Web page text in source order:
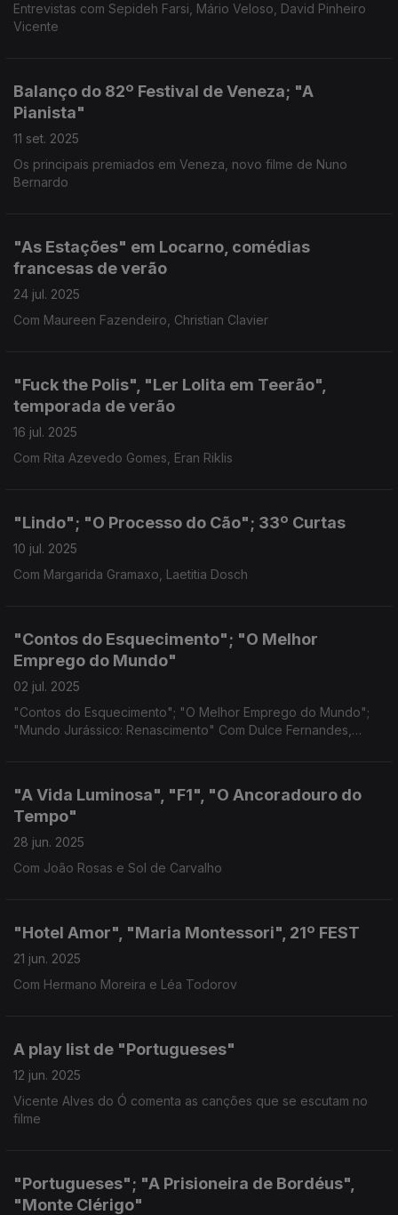
Entrevistas com Sepideh Farsi, Mário Veloso, David Pinheiro
Vicente
Balanço do 82º Festival de Veneza; "A
Pianista"
11 set. 2025
Os principais premiados em Veneza, novo filme de Nuno
Bernardo
"As Estações" em Locarno, comédias
francesas de verão
24 jul. 2025
Com Maureen Fazendeiro, Christian Clavier
"Fuck the Polis", "Ler Lolita em Teerão",
temporada de verão
16 jul. 2025
Com Rita Azevedo Gomes, Eran Riklis
"Lindo"; "O Processo do Cão"; 33º Curtas
10 jul. 2025
Com Margarida Gramaxo, Laetitia Dosch
"Contos do Esquecimento"; "O Melhor
Emprego do Mundo"
02 jul. 2025
"Contos do Esquecimento"; "O Melhor Emprego do Mundo";
"Mundo Jurássico: Renascimento" Com Dulce Fernandes,
"A Vida Luminosa", "F1", "O Ancoradouro do
Tempo"
28 jun. 2025
Com João Rosas e Sol de Carvalho
"Hotel Amor", "Maria Montessori", 21º FEST
21 jun. 2025
Com Hermano Moreira e Léa Todorov
A play list de "Portugueses"
12 jun. 2025
Vicente Alves do Ó comenta as canções que se escutam no
filme
"Portugueses"; "A Prisioneira de Bordéus",
"Monte Clérigo"